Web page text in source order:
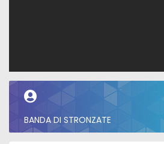
BANDA DI STRONZATE